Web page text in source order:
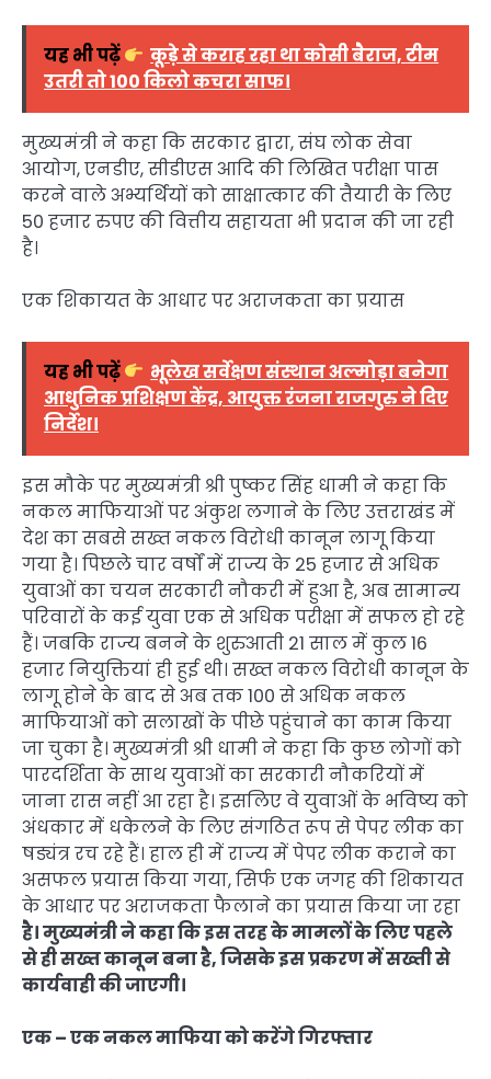
यह भी पढ़ें
कूड़े से कराह रहा था कोसी बैराज, टीम
उतरी तो 100 किलो कचरा साफ।
मुख्यमंत्री ने कहा कि सरकार द्वारा, संघ लोक सेवा
आयोग, एनडीए, सीडीएस आदि की लिखित परीक्षा पास
करने वाले अभ्यर्थियों को साक्षात्कार की तैयारी के लिए
50 हजार रुपए की वित्तीय सहायता भी प्रदान की जा रही
है।
एक शिकायत के आधार पर अराजकता का प्रयास
यह भी पढ़ें
भूलेख सर्वेक्षण संस्थान अल्मोड़ा बनेगा
आधुनिक प्रशिक्षण केंद्र, आयुक्त रंजना राजगुरु ने दिए
निर्देश।
इस मौके पर मुख्यमंत्री श्री पुष्कर सिंह धामी ने कहा कि
नकल माफियाओं पर अंकुश लगाने के लिए उत्तराखंड में
देश का सबसे सख्त नकल विरोधी कानून लागू किया
गया है। पिछले चार वर्षों में राज्य के 25 हजार से अधिक
युवाओं का चयन सरकारी नौकरी में हुआ है, अब सामान्य
परिवारों के कई युवा एक से अधिक परीक्षा में सफल हो रहे
हैं। जबकि राज्य बनने के शुरुआती 21 साल में कुल 16
हजार नियुक्तियां ही हुई थी। सख्त नकल विरोधी कानून के
लागू होने के बाद से अब तक 100 से अधिक नकल
माफियाओं को सलाखों के पीछे पहुंचाने का काम किया
जा चुका है। मुख्यमंत्री श्री धामी ने कहा कि कुछ लोगों को
पारदर्शिता के साथ युवाओं का सरकारी नौकरियों में
जाना रास नहीं आ रहा है। इसलिए वे युवाओं के भविष्य को
अंधकार में धकेलने के लिए संगठित रूप से पेपर लीक का
षड्यंत्र रच रहे हैं। हाल ही में राज्य में पेपर लीक कराने का
असफल प्रयास किया गया, सिर्फ एक जगह की शिकायत
के आधार पर अराजकता फैलाने का प्रयास किया जा रहा
है। मुख्यमंत्री ने कहा कि इस तरह के मामलों के लिए पहले
से ही सख्त कानून बना है, जिसके इस प्रकरण में सख्ती से
कार्यवाही की जाएगी।
एक – एक नकल माफिया को करेंगे गिरफ्तार